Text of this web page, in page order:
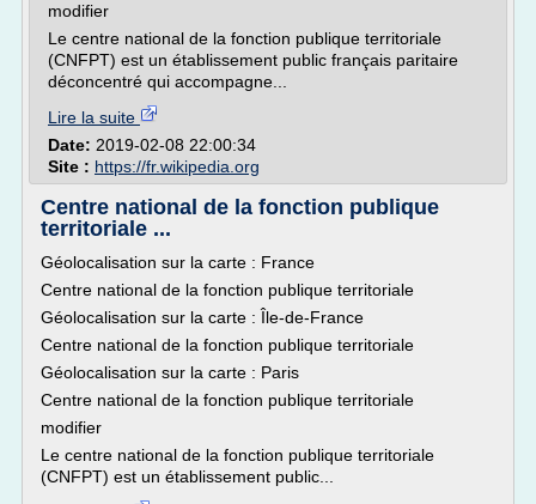
modifier
Le centre national de la fonction publique territoriale
(CNFPT) est un établissement public français paritaire
déconcentré qui accompagne...
Lire la suite
Date: 2019-02-08 22:00:34
Site : https://fr.wikipedia.org
Centre national de la fonction publique
territoriale ...
Géolocalisation sur la carte : France
Centre national de la fonction publique territoriale
Géolocalisation sur la carte : Île-de-France
Centre national de la fonction publique territoriale
Géolocalisation sur la carte : Paris
Centre national de la fonction publique territoriale
modifier
Le centre national de la fonction publique territoriale
(CNFPT) est un établissement public...